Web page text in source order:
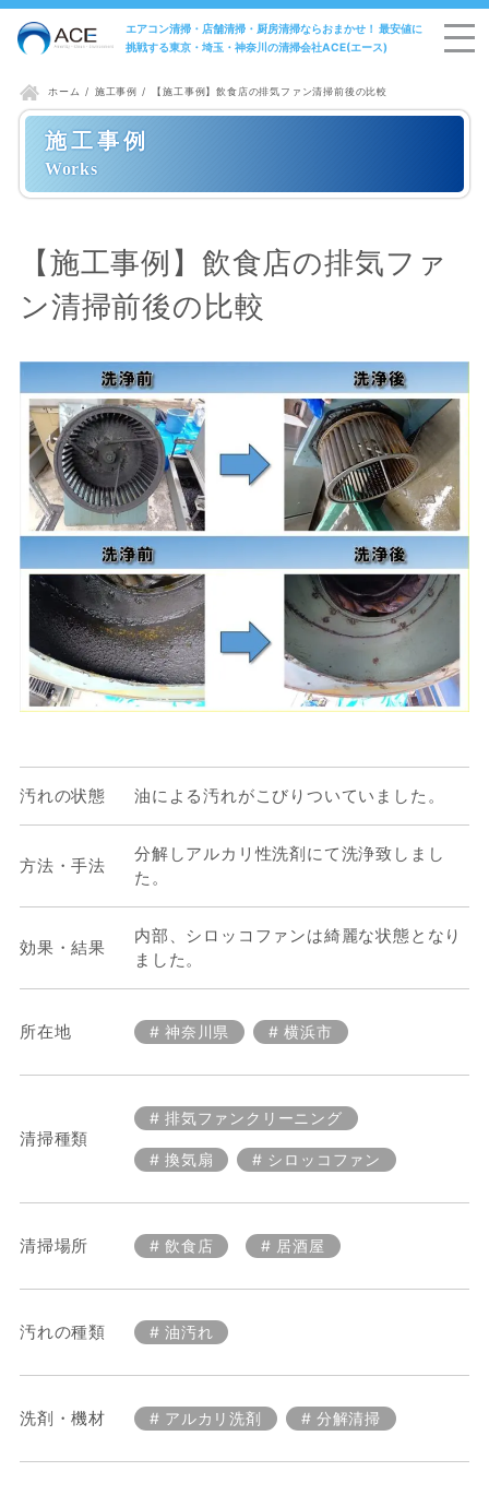
エアコン清掃・店舗清掃・厨房清掃ならおまかせ！ 最安値に
挑戦する東京・埼玉・神奈川の清掃会社ACE(エース)
ホーム 施工事例 【施工事例】飲食店の排気ファン清掃前後の比較
施工事例
【施工事例】飲食店の排気ファ
ン清掃前後の比較
汚れの状態 油による汚れがこびりついていました。
方法・手法
分解しアルカリ性洗剤にて洗浄致しまし
た。
効果・結果
内部、シロッコファンは綺麗な状態となり
ました。
所在地 神奈川県 横浜市
清掃種類
排気ファンクリーニング
換気扇 シロッコファン
清掃場所 飲食店 居酒屋
汚れの種類 油汚れ
洗剤・機材 アルカリ洗剤 分解清掃